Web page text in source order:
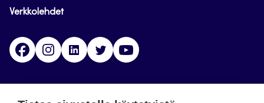
Verkkolehdet
FacebookInstagramLinkedinTwitter